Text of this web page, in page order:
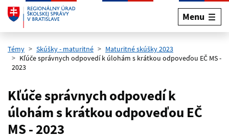
Preskočiť na hlavný obsah
Menu
Témy Skúšky - maturitné
Maturitné skúšky 2023
Kľúče správnych odpovedí k úlohám s krátkou odpoveďou EČ MS -
2023
Kľúče správnych odpovedí k
úlohám s krátkou odpoveďou EČ
MS - 2023